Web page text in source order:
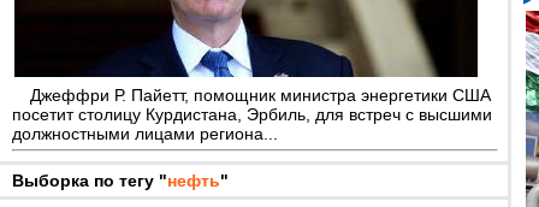
Джеффри Р. Пайетт, помощник министра энергетики США
посетит столицу Курдистана, Эрбиль, для встреч с высшими
должностными лицами региона...
Выборка по тегу "нефть"